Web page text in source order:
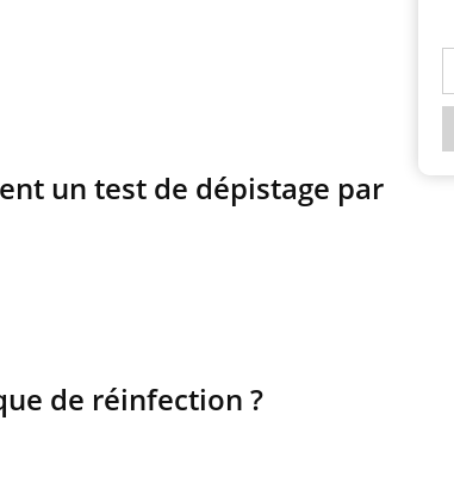
un test de dépistage par
de réinfection ?Pourquoi manger moins de
protéines pourrait